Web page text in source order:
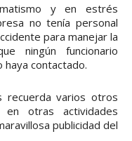
y en estrés
no tenía personal
para manejar la
ningún funcionario
haya contactado.
recuerda varios otros
otras actividades
publicidad del